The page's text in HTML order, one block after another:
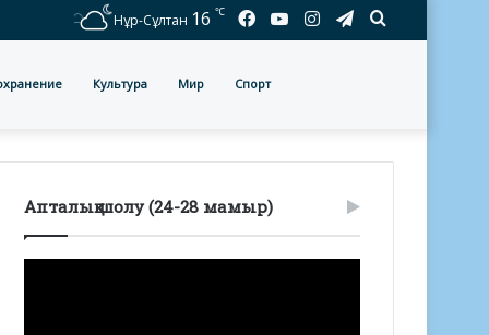
Іздеу
Telegram
Instagram
YouTube
Facebook
Нұр-Сұлтан 16 ℃
Культура Мир Спорт
Апталық шолу (24-28 мамыр)